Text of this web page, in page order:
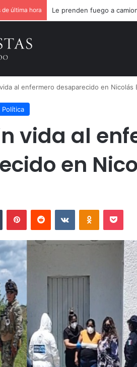
de última hora Le prenden fuego a
al enfermero desaparecido en Nicolás
Política
vida al
en
Tumblr PinterestReddit VKontakte